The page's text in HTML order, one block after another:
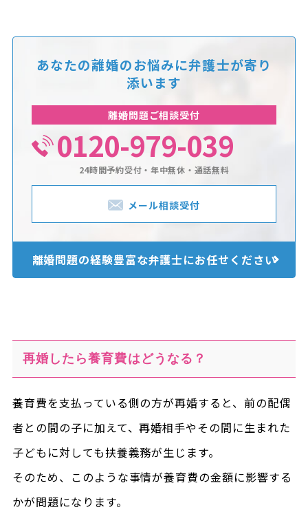
あなたの離婚のお悩みに弁護士が寄り
添います
離婚問題ご相談受付
0120-979-039
24時間予約受付・年中無休・通話無料
メール相談受付
離婚問題の経験豊富な弁護士にお任せください
再婚したら養育費はどうなる？
養育費を支払っている側の方が再婚すると、前の配偶
者との間の子に加えて、再婚相手やその間に生まれた
子どもに対しても扶養義務が生じます。
そのため、このような事情が養育費の金額に影響する
かが問題になります。